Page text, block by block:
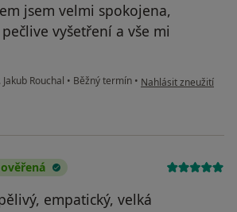
jsem velmi spokojena,
vyšetření a vše mi
Jakub Rouchal • Běžný termín • podle názoru
Nahlásit zneužití
empatický, velká